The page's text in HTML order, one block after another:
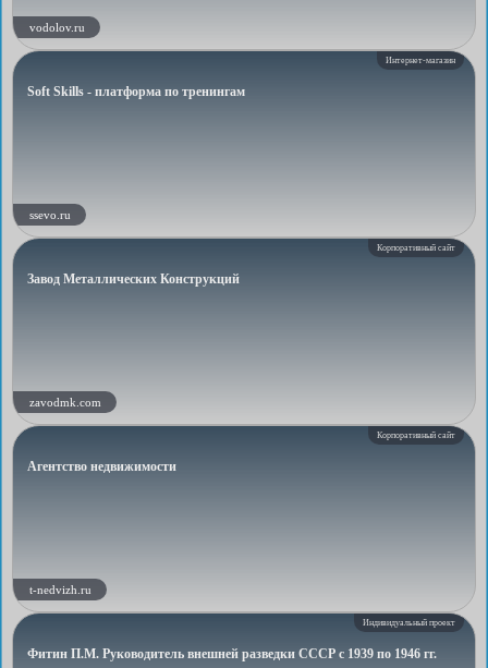
vodolov.ru
Интернет-магазин
Soft Skills - платформа по тренингам
ssevo.ru
Корпоративный сайт
Завод Металлических Конструкций
zavodmk.com
Корпоративный сайт
Агентство недвижимости
t-nedvizh.ru
Индивидуальный проект
Фитин П.М. Руководитель внешней разведки СССР с 1939 по 1946 гг.